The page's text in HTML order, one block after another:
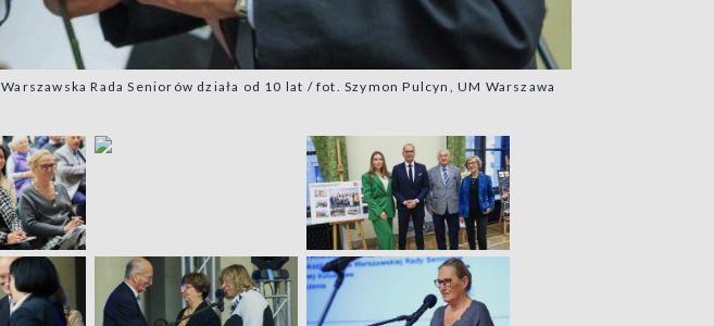
Warszawska Rada Seniorów działa od 10 lat / fot. Szymon Pulcyn, UM Warszawa